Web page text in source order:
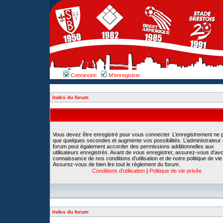
Connexion M’enregistrer
Index du forum
Vous devez être enregistré pour vous connecter. L’enregistrement ne
que quelques secondes et augmente vos possibilités. L’administrateur
forum peut également accorder des permissions additionnelles aux
utilisateurs enregistrés. Avant de vous enregistrer, assurez-vous
connaissance de nos conditions d’utilisation et de notre politique de
Assurez-vous de bien lire tout le règlement du forum.
Conditions d’utilisation | Politique de vie privée
Index du forum